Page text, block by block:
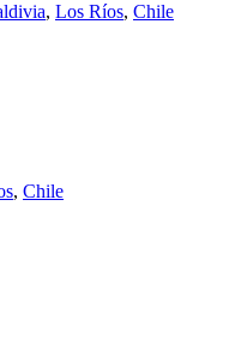
, Los Ríos, Chile
, Chile